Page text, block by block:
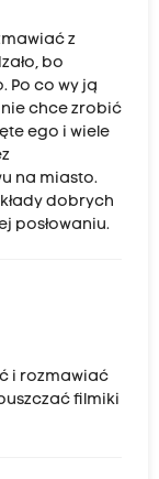
z
bo
Po co wy ją
chce zrobić
ego i wiele
na miasto.
dobrych
posłowaniu.
i rozmawiać
filmiki